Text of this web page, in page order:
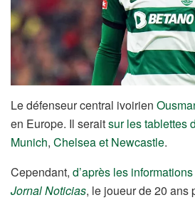
Le défenseur central ivoirien
en Europe. Il seraitsur les tablettes
Munich, Chelsea et Newcastle.
Cependant, d’après les
Jornal Noticias, le joueur de 20 ans